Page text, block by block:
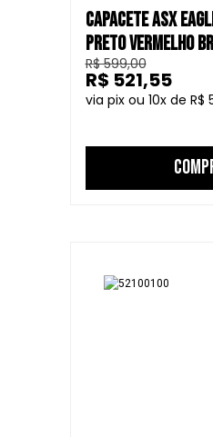
CAPACETE ASX
PRETO VERMELHO
R$ 599,00
10
R$
R$ 521,55